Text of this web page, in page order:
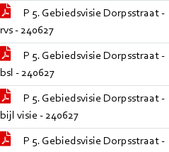
P 5. Gebiedsvisie Dorpsstraat -
rvs - 240627
P 5. Gebiedsvisie Dorpsstraat -
bsl - 240627
P 5. Gebiedsvisie Dorpsstraat -
bijl visie - 240627
P 5. Gebiedsvisie Dorpsstraat -